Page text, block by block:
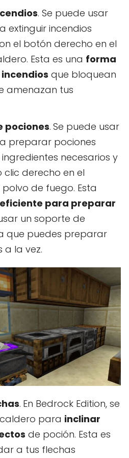
. Se puede usar
extinguir incendios
el botón derecho en el
Esta es una forma
que bloquean
amenazan tus
pociones. Se puede usar
preparar pociones
necesarios y
derecho en el
de fuego. Esta
para preparar
un soporte de
que puedes preparar
a la vez.
. En Bedrock Edition, se
para inclinar
de poción. Esta es
a tus flechas